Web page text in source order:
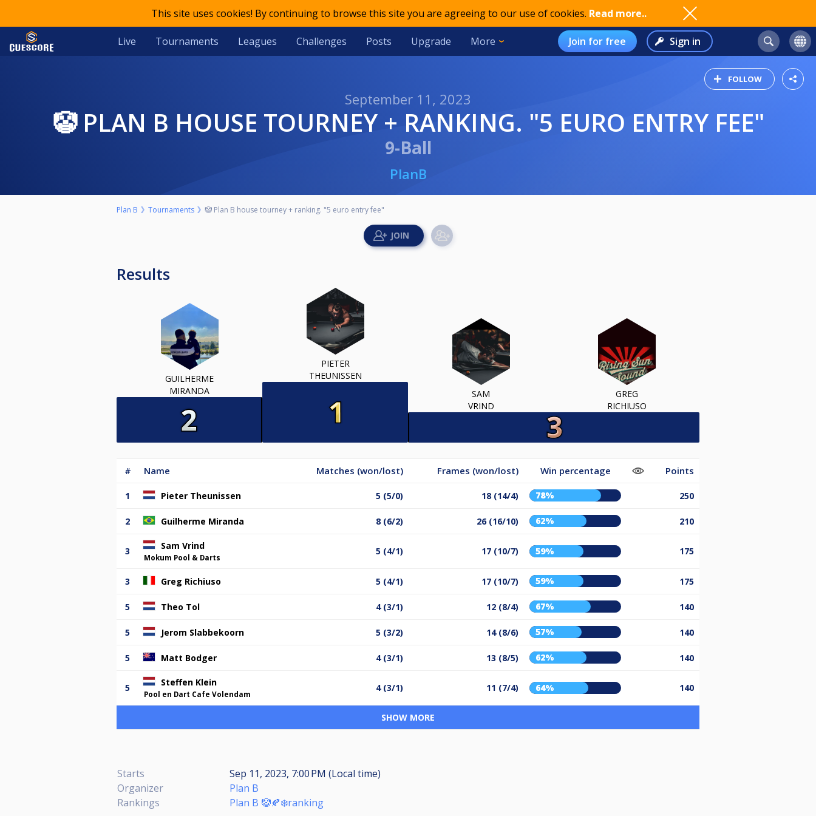
This site uses cookies! By continuing to browse this site you are agreeing to our use of cookies. Read more..
Live Tournaments Leagues Challenges Posts Upgrade More Join for free Sign in
FOLLOW
September 11, 2023
🤡 PLAN B HOUSE TOURNEY + RANKING. "5 EURO ENTRY FEE"
9-Ball
PlanB
Plan B Tournaments 🤡 Plan B house tourney + ranking. "5 euro entry fee"
Results
GUILHERME
MIRANDA
PIETER
THEUNISSEN
SAM
VRIND
GREG
RICHIUSO
# Name Matches (won/lost) Frames (won/lost) Win percentage Points
1 Pieter Theunissen 5 (5/0) 18 (14/4) 78% 250
2 Guilherme Miranda 8 (6/2) 26 (16/10) 62% 210
3 Sam Vrind
Mokum Pool & Darts
5 (4/1) 17 (10/7) 59% 175
3 Greg Richiuso 5 (4/1) 17 (10/7) 59% 175
5 Theo Tol 4 (3/1) 12 (8/4) 67% 140
5 Jerom Slabbekoorn 5 (3/2) 14 (8/6) 57% 140
5 Matt Bodger 4 (3/1) 13 (8/5) 62% 140
5 Steffen Klein
Pool en Dart Cafe Volendam
4 (3/1) 11 (7/4) 64% 140
SHOW MORE
Starts
Sep 11, 2023, 7:00 PM (Local time)
Organizer
Plan B
Rankings
Plan B 🤡🍂❄️ranking